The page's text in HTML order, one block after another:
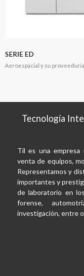
SERIE ED
Aeroespacial y su proveeduria
Tecnología
Til es una empresa
venta de equipos,
Representamos y
importantes y
de laboratorio en
forense,
investigación, entre